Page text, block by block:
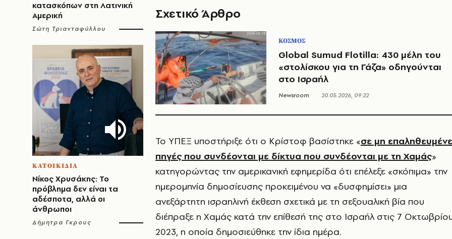
κατασκόπων στη Λατινική
Αμερική
Σώτη Τριανταφύλλου
ΚΑΤΟΙΚΙΔΙΑ
Νίκος Χρυσάκης: Το
πρόβλημα δεν είναι τα
αδέσποτα, αλλά οι
άνθρωποι
Δήμητρα Γκρους
Σχετικό Άρθρο
ΚΟΣΜΟΣ
Global Sumud Flotilla: 430 μέλη του
«στολίσκου για τη Γάζα» οδηγούνται
στο Ισραήλ
Newsroom 20.05.2026, 09:22
Το ΥΠΕΞ υποστήριξε ότι ο Κρίστοφ βασίστηκε «σε μη
πηγές που συνδέονται με δίκτυα που συνδέονται με τη Χαμάς»
κατηγορώντας την αμερικανική εφημερίδα ότι επέλεξε «σκόπιμα» την
ημερομηνία δημοσίευσης προκειμένου να «δυσφημίσει» μια
ανεξάρτητη ισραηλινή έκθεση σχετικά με τη σεξουαλική βία που
διέπραξε η Χαμάς κατά την επίθεσή της στο Ισραήλ στις 7
2023, η οποία δημοσιεύθηκε την ίδια ημέρα.